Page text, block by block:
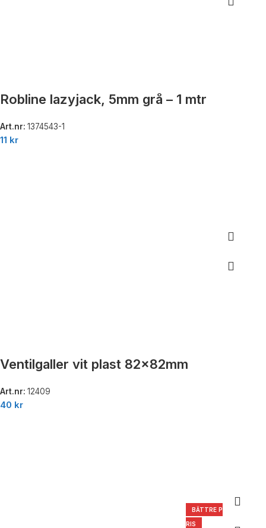
Robline lazyjack, 5mm grå – 1 mtr
Art.nr: 1374543-1
11 kr
Ventilgaller vit plast 82x82mm
Art.nr: 12409
40 kr
BÄTTRE P
RIS